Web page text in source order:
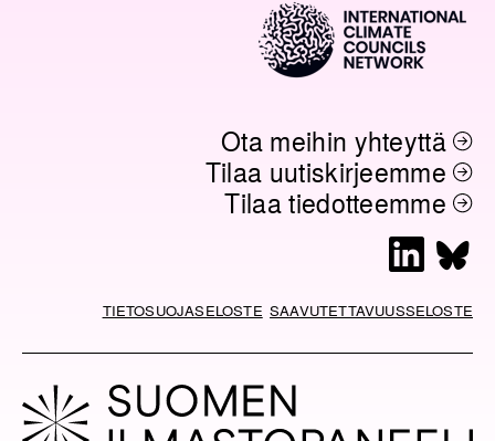
Ota meihin yhteyttä
Tilaa uutiskirjeemme
Tilaa tiedotteemme
L
n
k
u
e
TIETOSUOJASELOSTE SAAVUTETTAVUUSSELOSTE